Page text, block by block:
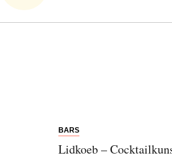
BARS
Lidkoeb –